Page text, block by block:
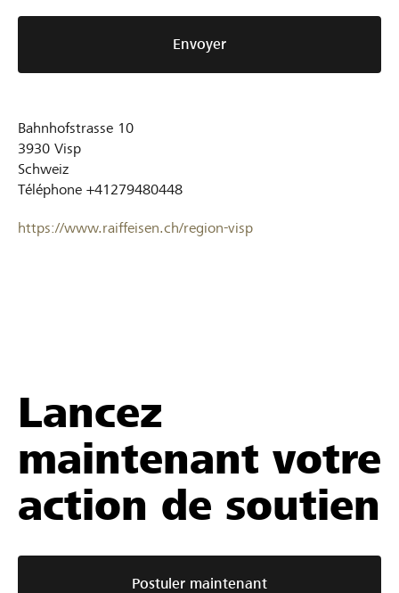
Envoyer
Bahnhofstrasse 10
3930 Visp
Schweiz
Téléphone +41279480448
https://www.raiffeisen.ch/region-visp
Lancez
maintenant votre
action de soutien
Postuler maintenant